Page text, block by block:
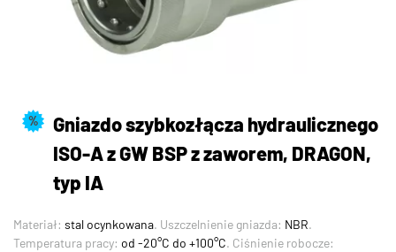
%
Gniazdo szybkozłącza hydraulicznego
ISO-A z GW BSP z zaworem, DRAGON,
typ IA
Materiał: stal ocynkowana. Uszczelnienie gniazda: NBR.
Temperatura pracy: od -20°C do +100°C. Ciśnienie robocze: